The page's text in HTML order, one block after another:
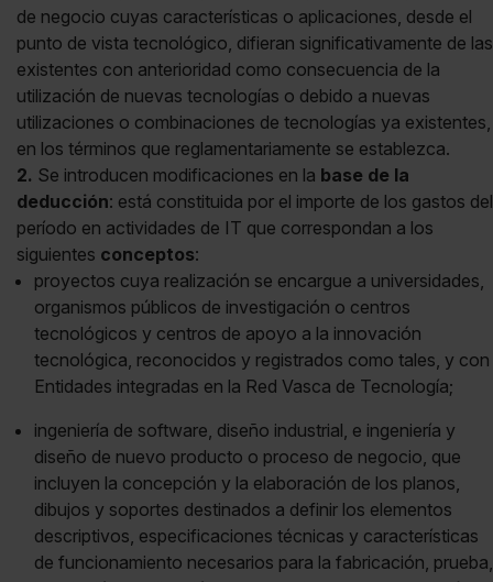
de negocio cuyas características o aplicaciones, desde el
punto de vista tecnológico, difieran significativamente de las
existentes con anterioridad como consecuencia de la
utilización de nuevas tecnologías o debido a nuevas
utilizaciones o combinaciones de tecnologías ya existentes,
en los términos que reglamentariamente se establezca.
2. Se introducen modificaciones en la base de la
deducción: está constituida por el importe de los gastos del
período en actividades de IT que correspondan a los
siguientes conceptos:
proyectos cuya realización se encargue a universidades,
organismos públicos de investigación o centros
tecnológicos y centros de apoyo a la innovación
tecnológica, reconocidos y registrados como tales, y con
Entidades integradas en la Red Vasca de Tecnología;
ingeniería de software, diseño industrial, e ingeniería y
diseño de nuevo producto o proceso de negocio, que
incluyen la concepción y la elaboración de los planos,
dibujos y soportes destinados a definir los elementos
descriptivos, especificaciones técnicas y características
de funcionamiento necesarios para la fabricación, prueba,